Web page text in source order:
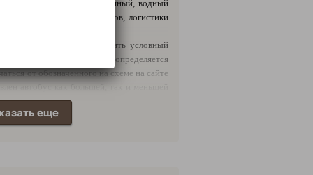
автомобиль, поезд, воздушный, водный
от количества пассажиров, логистики
бронировании, может носить условный
средства определяется
от обозначенного на схеме на сайте
автобус как большей, так и меньшей
еще